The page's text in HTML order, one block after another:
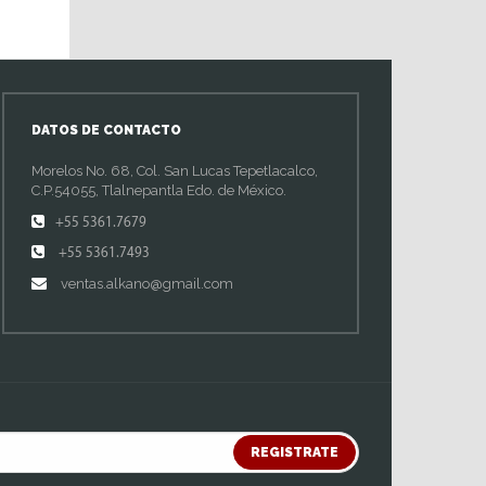
DATOS DE CONTACTO
Morelos No. 68, Col. San Lucas Tepetlacalco,
C.P.54055, Tlalnepantla Edo. de México.
+55 5361.7679
+55 5361.7493
ventas.alkano@gmail.com
REGISTRATE